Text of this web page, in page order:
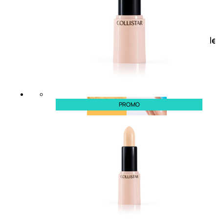
Doposole
doposole
PROMO